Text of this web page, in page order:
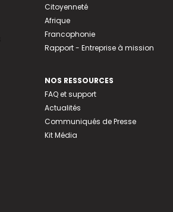
Citoyenneté
Afrique
Francophonie
Rapport - Entreprise à mission
NOS RESSOURCES
FAQ et support
Actualités
Communiqués de Presse
Kit Média